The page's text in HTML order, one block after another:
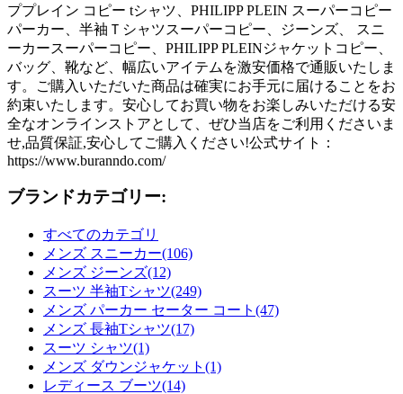
ププレイン コピー tシャツ、PHILIPP PLEIN スーパーコピー
パーカー、半袖Ｔシャツスーパーコピー、ジーンズ、 スニ
ーカースーパーコピー、PHILIPP PLEINジャケットコピー、
バッグ、靴など、幅広いアイテムを激安価格で通販いたしま
す。ご購入いただいた商品は確実にお手元に届けることをお
約束いたします。安心してお買い物をお楽しみいただける安
全なオンラインストアとして、ぜひ当店をご利用くださいま
せ,品質保証,安心してご購入ください!公式サイト：
https://www.buranndo.com/
ブランドカテゴリー:
すべてのカテゴリ
メンズ スニーカー(106)
メンズ ジーンズ(12)
スーツ 半袖Tシャツ(249)
メンズ パーカー セーター コート(47)
メンズ 長袖Tシャツ(17)
スーツ シャツ(1)
メンズ ダウンジャケット(1)
レディース ブーツ(14)